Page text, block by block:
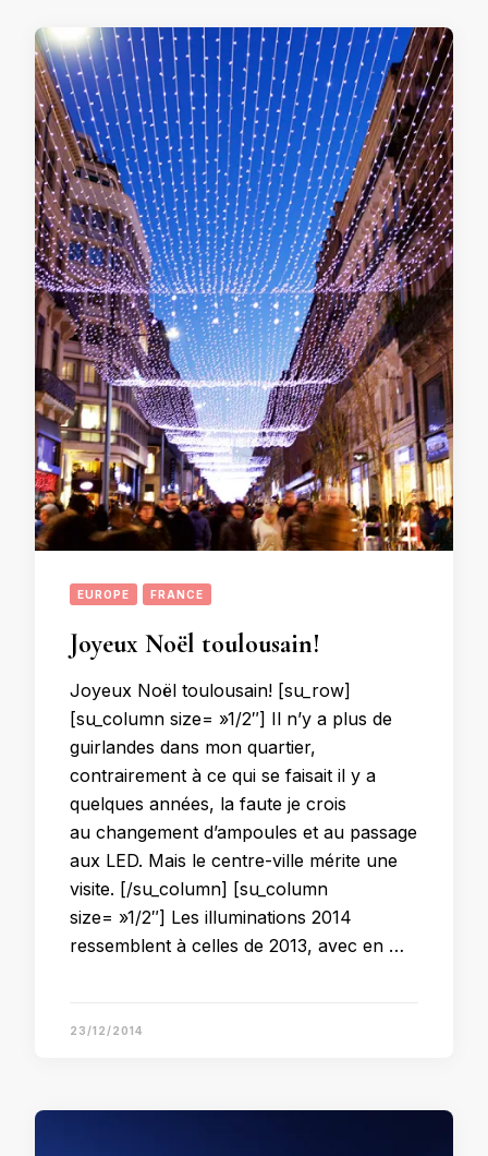
EUROPE FRANCE
Joyeux Noël toulousain!
Joyeux Noël toulousain! [su_row]
[su_column size= »1/2″] Il n’y a plus de
guirlandes dans mon quartier,
contrairement à ce qui se faisait il y a
quelques années, la faute je crois
au changement d’ampoules et au passage
aux LED. Mais le centre-ville mérite une
visite. [/su_column] [su_column
size= »1/2″] Les illuminations 2014
ressemblent à celles de 2013, avec en …
23/12/2014